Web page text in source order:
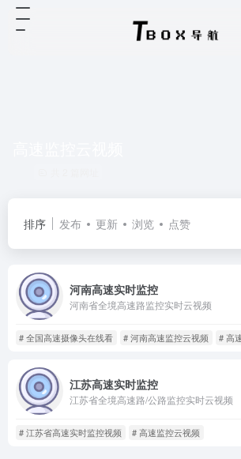
排序 发布 更新 浏览 点赞
河南高速实时监控
河南省全境高速路监控实时云视频
# 全国高速摄像头在线看 # 河南高速监控云视频 # 高
江苏高速实时监控
江苏省全境高速路/公路监控实时云视频
# 江苏省高速实时监控视频 # 高速监控云视频